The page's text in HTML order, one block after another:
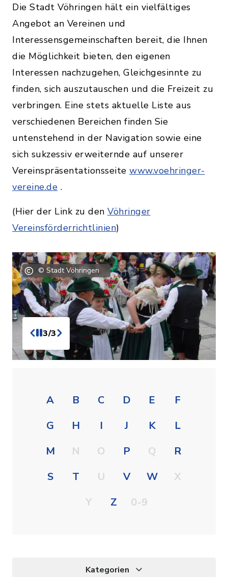
Die Stadt Vöhringen hält ein vielfältiges
Angebot an Vereinen und
Interessensgemeinschaften bereit, die Ihnen
die Möglichkeit bieten, den eigenen
Interessen nachzugehen, Gleichgesinnte zu
finden, sich auszutauschen und die Freizeit zu
verbringen. Eine stets aktuelle Liste aus
verschiedenen Bereichen finden Sie
untenstehend in der Navigation sowie eine
sich sukzessiv erweiternde auf unserer
Vereinspräsentationsseite www.voehringer-
vereine.de .
(Hier der Link zu den Vöhringer
Vereinsförderrichtlinien)
© Stadt Vöhringen
3/3
A B C D E
F
G
H I J K
L
M
N O P Q
R
S
T U V W
X
Y
Z 0-9
Kategorien